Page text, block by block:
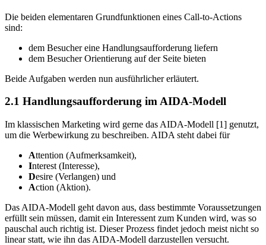
Die beiden elementaren Grundfunktionen eines Call-to-Actions
sind:
dem Besucher eine Handlungsaufforderung liefern
dem Besucher Orientierung auf der Seite bieten
Beide Aufgaben werden nun ausführlicher erläutert.
2.1 Handlungsaufforderung im AIDA-Modell
Im klassischen Marketing wird gerne das AIDA-Modell [1] genutzt,
um die Werbewirkung zu beschreiben. AIDA steht dabei für
Attention (Aufmerksamkeit),
Interest (Interesse),
Desire (Verlangen) und
Action (Aktion).
Das AIDA-Modell geht davon aus, dass bestimmte Voraussetzungen
erfüllt sein müssen, damit ein Interessent zum Kunden wird, was so
pauschal auch richtig ist. Dieser Prozess findet jedoch meist nicht so
linear statt, wie ihn das AIDA-Modell darzustellen versucht.